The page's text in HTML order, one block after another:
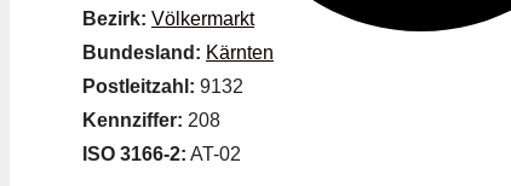
Bezirk: Völkermarkt
Bundesland: Kärnten
Postleitzahl: 9132
Kennziffer: 208
ISO 3166-2: AT-02